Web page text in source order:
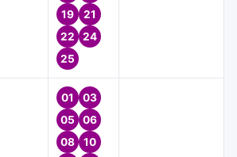
19
21
22
24
25
01
03
05
06
08
10